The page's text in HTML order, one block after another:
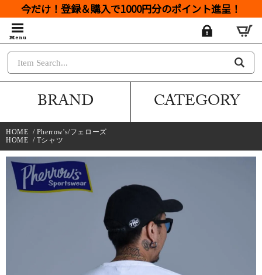
今だけ！登録＆購入で1000円分のポイント進呈！
BRAND CATEGORY
HOME / Pherrow's/フェローズ
HOME / Tシャツ